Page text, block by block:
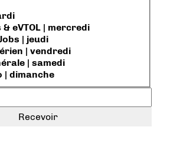
eVTOL | mercredi
| jeudi
| vendredi
| samedi
| dimanche